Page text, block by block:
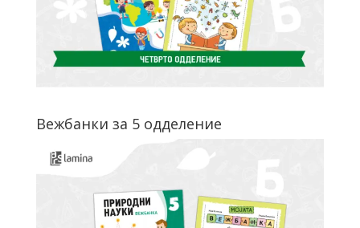
Вежбанки за 5 одделение